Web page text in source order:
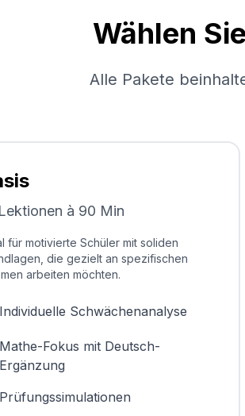
Wählen
Alle Pakete
à 90 Min
für motivierte Schüler mit soliden
die gezielt an spezifischen
arbeiten möchten.
Individuelle Schwächenanalyse
Mathe-Fokus mit Deutsch-
Ergänzung
Prüfungssimulationen